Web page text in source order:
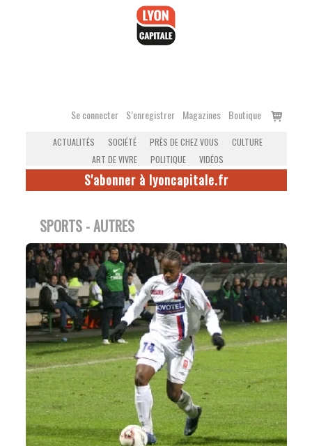
Se connecter S’enregistrer Magazines Boutique
Voir
ACTUALITÉS SOCIÉTÉ PRÈS DE CHEZ VOUS
CULTURE
ART DE VIVRE
POLITIQUE VIDÉOS
S'abonner à lyoncapitale.fr
SPORTS - AUTRES